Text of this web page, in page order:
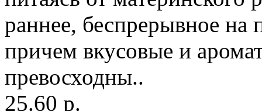
раннее, беспрерывное на
причем вкусовые и
превосходны..
25.60 р.